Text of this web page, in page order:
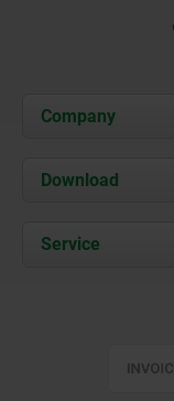
Company
About us
Contact
Download
Documents
Service